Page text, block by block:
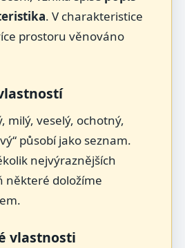
. V charakteristice
prostoru věnováno
milý, veselý, ochotný,
působí jako seznam.
nejvýraznějších
některé doložíme
vlastnosti